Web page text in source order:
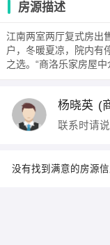
房源描述
江南两室两厅复式房出
户，冬暖夏凉，院内有
之选。“商洛乐家房屋
杨晓英 (
联系时请
没有找到满意的房源